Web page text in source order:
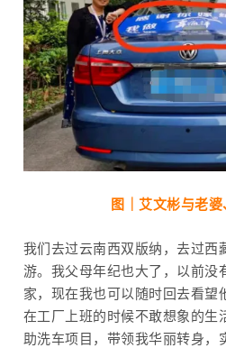
图｜ 艾文彬与老
我们去过云南西双版纳，去过西
游。我父母年纪也大了，以前没
家，现在我也可以随时回去看望
在工厂上班的时候不敢想象的生
助洗车项目，带领我华丽转身，